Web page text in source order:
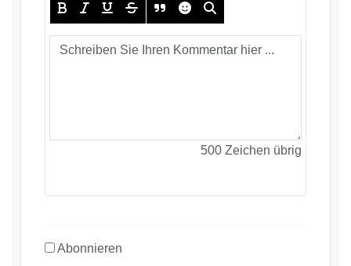
500 Zeichen übrig
Abonnieren